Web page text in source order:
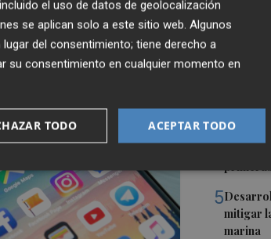
2
El
Sant
3 El
del
4Más de
5
mitigar
marina
el uso de datos de geolocalización
se aplican solo a este sitio web. Algunos
del consentimiento; tiene derecho a
su consentimiento en cualquier momento en
ACEPTAR TODO
TODO